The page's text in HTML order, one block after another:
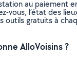
au paiement
vous, l’état des
outils gratuits à
AlloVoisins ?